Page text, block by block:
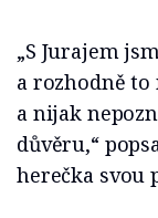
„S Jurajem
a rozhodně
a nijak
důvěru,“
herečka svou